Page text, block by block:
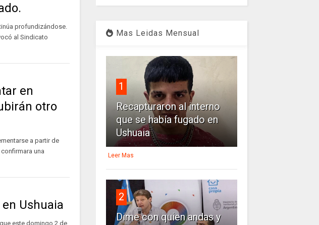
profundizándose.
al Sindicato
en
otro
a partir de
una
Ushuaia
este domingo 2 de
Mas Leidas Mensual
1
Recapturaron al interno
que se había fugado en
Ushuaia
Leer Mas
2
Dime con quien andas y